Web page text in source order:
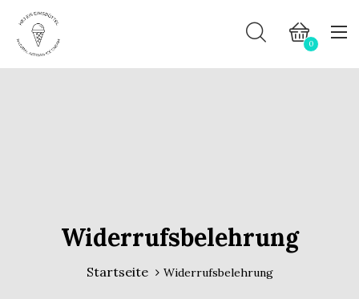
0
Widerrufsbelehrung
Startseite Widerrufsbelehrung